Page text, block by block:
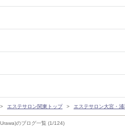
のブログ一覧 (1/124)
エステサロン関東トップ エステサロン大宮・